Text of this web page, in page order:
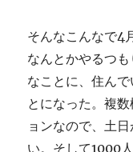
そんなこんなで4
なんとかやるつ
なことに、住ん
とになった。複
ョンなので、土
い。そして1000